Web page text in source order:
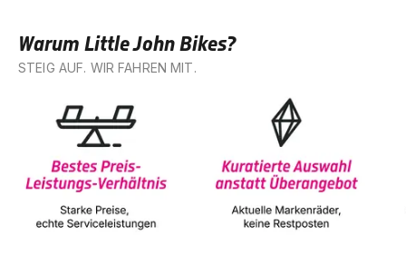
Warum Little John Bikes?
STEIG AUF. WIR FAHREN MIT.